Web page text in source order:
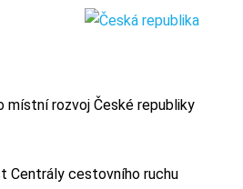
Centrály cestovního ruchu